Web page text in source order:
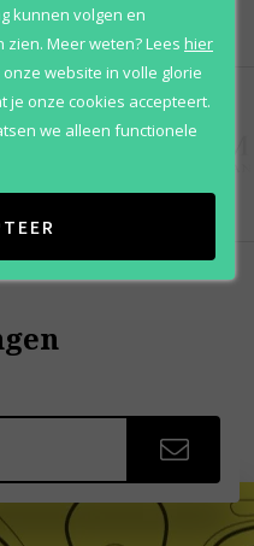
kunnen volgen en
zien. Meer weten?Lees hier
website in volle glorie
je onze cookies accepteert.
we alleen functionele